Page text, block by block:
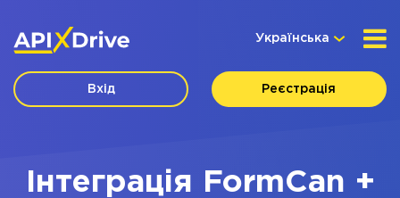
Українська
Вхід Реєстрація
Інтеграція FormCan +